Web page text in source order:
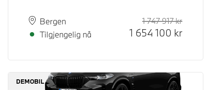
PlassBergen
Leveringstid
Tilgjengelig nå
1 747 917kr
1 654 100 kr
DEMOBIL